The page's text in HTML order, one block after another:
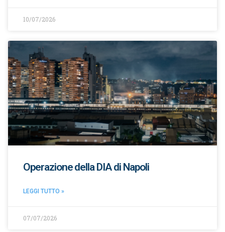
10/07/2026
Operazione della DIA di Napoli
LEGGI TUTTO »
07/07/2026